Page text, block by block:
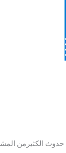
حدوث الكثيرمن